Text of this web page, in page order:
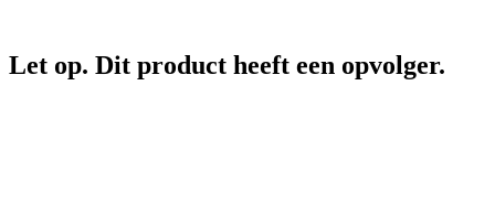
Let op. Dit product heeft een opvolger.